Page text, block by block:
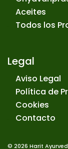
Aceites
Todos los
Legal
Aviso Legal
Política de
Cookies
Contacto
© 2026 Harit